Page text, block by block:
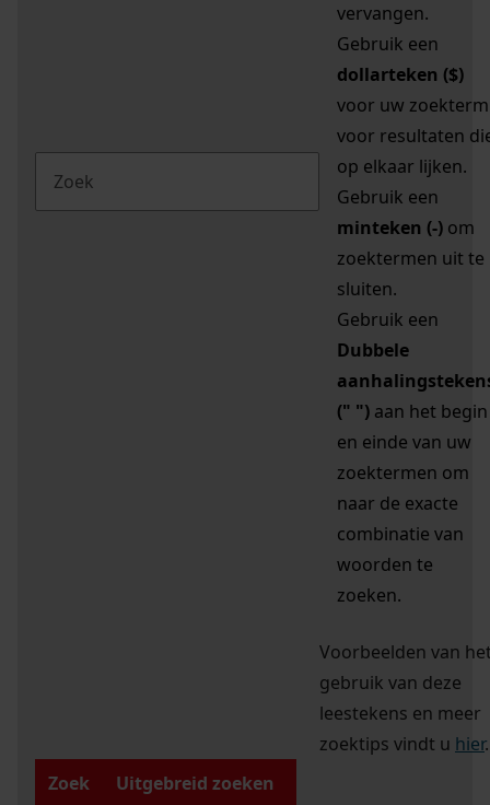
vervangen.
Gebruik een
dollarteken ($)
voor uw zoekterm
voor resultaten
op elkaar lijken.
Gebruik een
minteken (-) om
zoektermen uit te
sluiten.
Gebruik een
Dubbele
(" ") aan het begin
en einde van uw
zoektermen om
naar de exacte
combinatie van
woorden te
zoeken.
Voorbeelden van
gebruik van deze
leestekens en meer
zoektips vindt u hier.
Zoek
Uitgebreid zoeken